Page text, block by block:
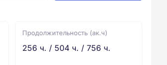
Продолжительность (ак.ч)
256 ч. / 504 ч. / 756 ч.